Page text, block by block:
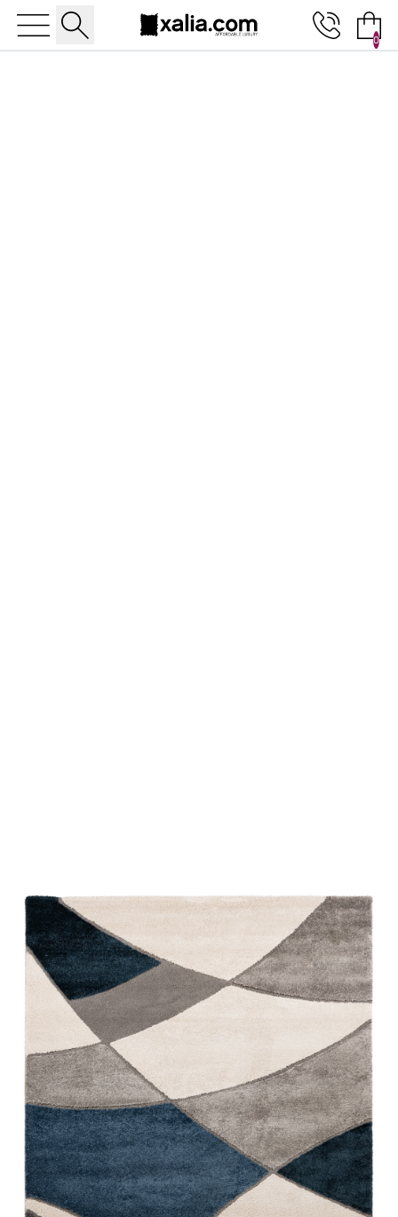
0
10% ΕΚΠΤΩΣΗ ΣΕ ΕΠΙΛΕΓΜΕΝΑ ΠΡΟΪΟΝΤΑ